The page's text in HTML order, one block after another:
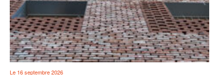
Le 16 septembre 2026